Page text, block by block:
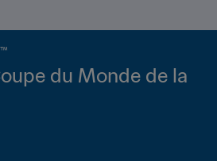
du Monde de la